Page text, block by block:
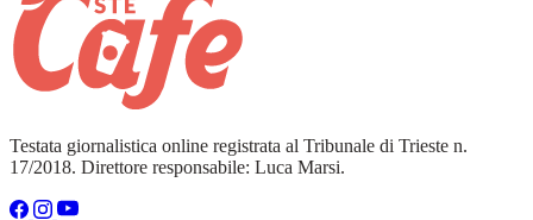
Testata giornalistica online registrata al Tribunale di Trieste n.
17/2018. Direttore responsabile: Luca Marsi.